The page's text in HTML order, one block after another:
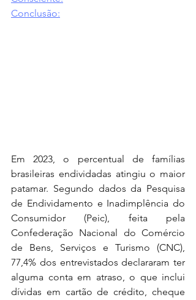
Conclusão:
Em 2023, o percentual de famílias
brasileiras endividadas atingiu o maior
patamar. Segundo dados da Pesquisa
de Endividamento e Inadimplência do
Consumidor (Peic), feita pela
Confederação Nacional do Comércio
de Bens, Serviços e Turismo (CNC),
77,4% dos entrevistados declararam ter
alguma conta em atraso, o que inclui
dívidas em cartão de crédito, cheque